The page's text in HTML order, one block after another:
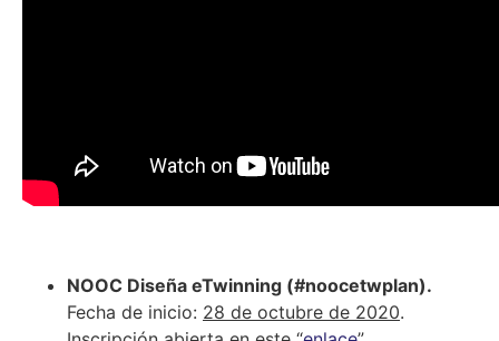
NOOC Diseña eTwinning (#noocetwplan).
Fecha de inicio: 28 de octubre de 2020.